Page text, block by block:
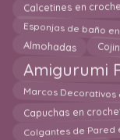
Calcetines en
Esponjas de baño
Almohadas
Amigurumi
Marcos Decorativos
Capuchas en
Colgantes de Pared